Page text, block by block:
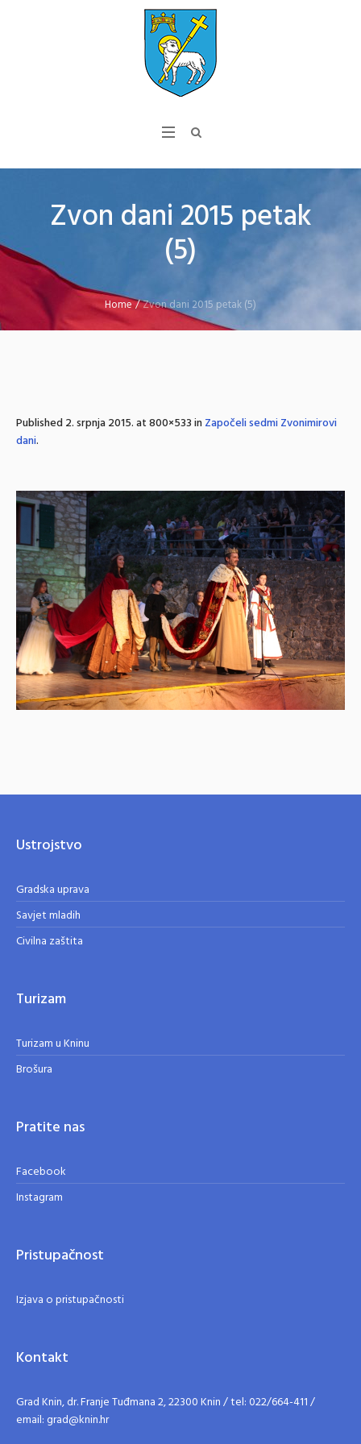
Zvon dani 2015 petak
(5)
Home/Zvon dani 2015 petak (5)
Published2. srpnja 2015.at 800×533 inZapočeli sedmi Zvonimirovi
dani.
Ustrojstvo
Gradska uprava
Savjet mladih
Civilna zaštita
Turizam
Turizam u Kninu
Brošura
Pratite nas
Facebook
Instagram
Pristupačnost
Izjava o pristupačnosti
Kontakt
Grad Knin, dr. Franje Tuđmana 2, 22300 Knin / tel: 022/664-411 /
email: grad@knin.hr